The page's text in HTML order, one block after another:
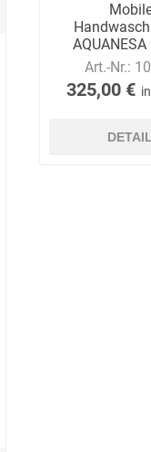
Dirk van
Renne
Art.-Nr.:
325,00 €